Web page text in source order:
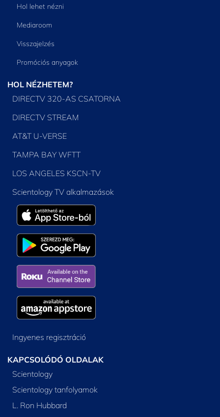
Hol lehet nézni
Mediaroom
Visszajelzés
Promóciós anyagok
HOL NÉZHETEM?
DIRECTV 320-AS CSATORNA
DIRECTV STREAM
AT&T U-VERSE
TAMPA BAY WFTT
LOS ANGELES KSCN-TV
Scientology TV alkalmazások
Ingyenes regisztráció
KAPCSOLÓDÓ OLDALAK
Scientology
Scientology tanfolyamok
L. Ron Hubbard